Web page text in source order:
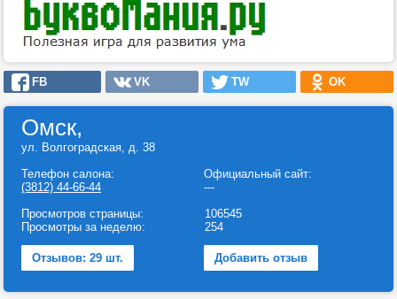
FB VK TW OK
Омск,
ул. Волгоградская, д. 38
Телефон салона:
(3812) 44-66-44
Официальный сайт:
---
Просмотров страницы:
Просмотры за неделю:
106545
254
Отзывов: 29 шт. Добавить отзыв